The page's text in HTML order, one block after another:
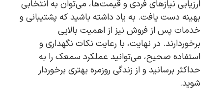
ارزیابی نیازهای فردی و قیمت‌ها، می‌توان به انتخابی
بهینه دست یافت. به یاد داشته باشید که پشتیبانی و
خدمات پس از فروش نیز از اهمیت بالایی
برخوردارند. در نهایت، با رعایت نکات نگهداری و
استفاده صحیح، می‌توانید عملکرد سمعک را به
حداکثر برسانید و از زندگی روزمره بهتری برخوردار
شوید.